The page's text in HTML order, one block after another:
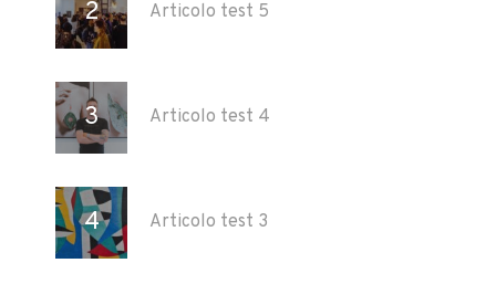
Articolo test 5
Articolo test 4
Articolo test 3